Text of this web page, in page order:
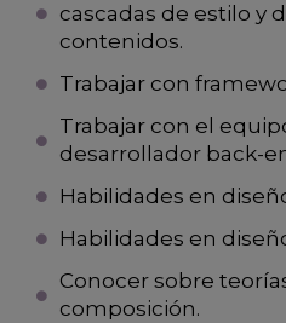
cascadas de estilo y
contenidos.
Trabajar con
Trabajar con el
desarrollador back-
Habilidades en
Habilidades en
Conocer sobre
composición.